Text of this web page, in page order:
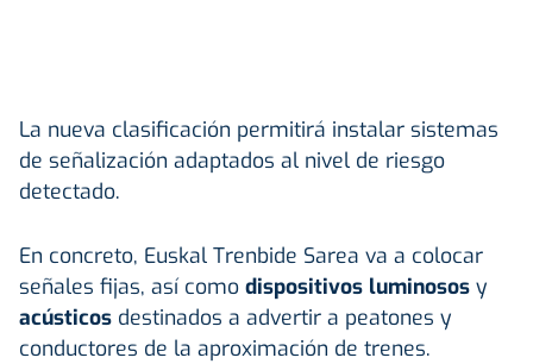
La nueva clasificación permitirá instalar sistemas
de señalización adaptados al nivel de riesgo
detectado.
En concreto, Euskal Trenbide Sarea va a colocar
señales fijas, así como dispositivos luminosos y
acústicos destinados a advertir a peatones y
conductores de la aproximación de trenes.